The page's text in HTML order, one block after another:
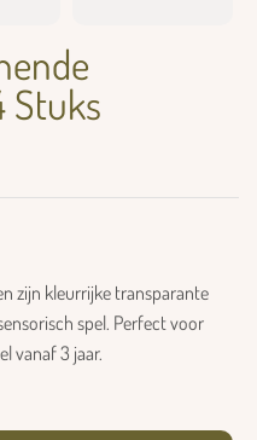
Stuks
zijn kleurrijke transparante
spel. Perfect voor
vanaf 3 jaar.